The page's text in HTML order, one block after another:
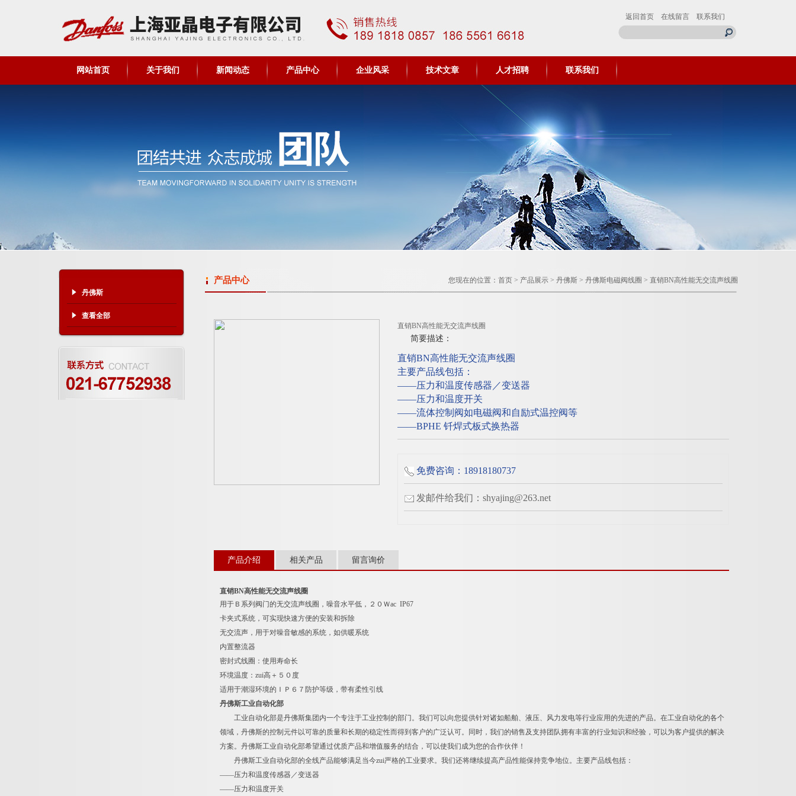
返回首页 在线留言 联系我们
网站首页 关于我们 新闻动态 产品中心 企业风采 技术文章 人才招聘 联系我们
丹佛斯
查看全部
产品中心 您现在的位置： 首页 > 产品展示 > 丹佛斯 > 丹佛斯电磁阀线圈 > 直销BN高性能无交流声线圈
直销BN高性能无交流声线圈
简要描述：
直销BN高性能无交流声线圈
主要产品线包括：
——压力和温度传感器／变送器
——压力和温度开关
——流体控制阀如电磁阀和自励式温控阀等
——BPHE 钎焊式板式换热器
免费咨询：18918180737
发邮件给我们：shyajing@263.net
产品介绍 相关产品 留言询价
直销BN高性能无交流声线圈
用于Ｂ系列阀门的无交流声线圈，噪音水平低，２０Ｗac IP67
卡夹式系统，可实现快速方便的安装和拆除
无交流声，用于对噪音敏感的系统，如供暖系统
内置整流器
密封式线圈：使用寿命长
环境温度：zui高＋５０度
适用于潮湿环境的ＩＰ６７防护等级，带有柔性引线
丹佛斯工业自动化部
工业自动化部是丹佛斯集团内一个专注于工业控制的部门。我们可以向您提供针对诸如船舶、液压、风力发电等行业应用的先进的产品。在工业自动化的各个
领域，丹佛斯的控制元件以可靠的质量和长期的稳定性而得到客户的广泛认可。同时，我们的销售及支持团队拥有丰富的行业知识和经验，可以为客户提供的解决
方案。丹佛斯工业自动化部希望通过优质产品和增值服务的结合，可以使我们成为您的合作伙伴！
丹佛斯工业自动化部的全线产品能够满足当今zui严格的工业要求。我们还将继续提高产品性能保持竞争地位。主要产品线包括：
——压力和温度传感器／变送器
——压力和温度开关